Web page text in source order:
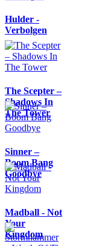
Hulder -
Verbolgen
The Scepter –
Shadows In
The Tower
Sinner –
Boom Bang
Goodbye
Madball - Not
Your
Kingdom